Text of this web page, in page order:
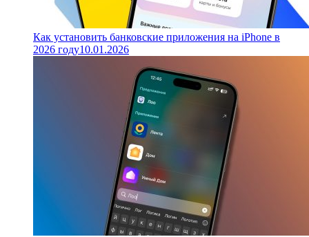
Как установить банковские приложения на iPhone в
2026 году10.01.2026